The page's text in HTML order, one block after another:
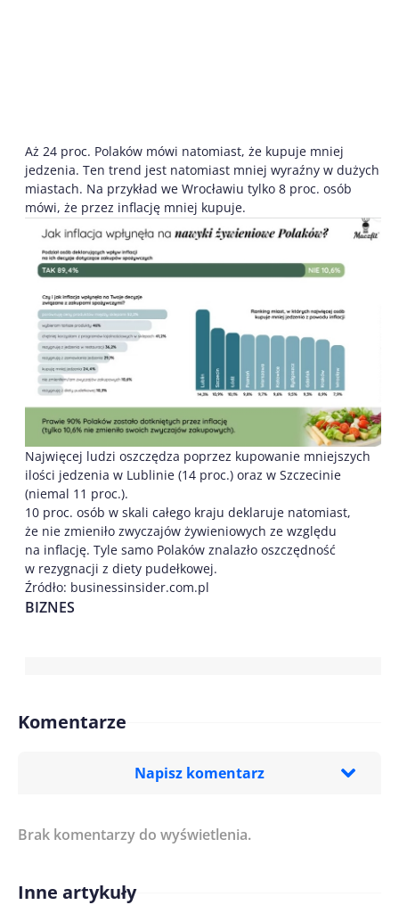
Aż 24 proc. Polaków mówi natomiast, że kupuje mniej
jedzenia. Ten trend jest natomiast mniej wyraźny w dużych
miastach. Na przykład we Wrocławiu tylko 8 proc. osób
mówi, że przez inflację mniej kupuje.
Najwięcej ludzi oszczędza poprzez kupowanie mniejszych
ilości jedzenia w Lublinie (14 proc.) oraz w Szczecinie
(niemal 11 proc.).
10 proc. osób w skali całego kraju deklaruje natomiast,
że nie zmieniło zwyczajów żywieniowych ze względu
na inflację. Tyle samo Polaków znalazło oszczędność
w rezygnacji z diety pudełkowej.
Źródło: businessinsider.com.pl
BIZNES
Komentarze
Napisz komentarz
Treść komentarza*
Imię/ Nick*
Brak komentarzy do wyświetlenia.
Inne artykuły